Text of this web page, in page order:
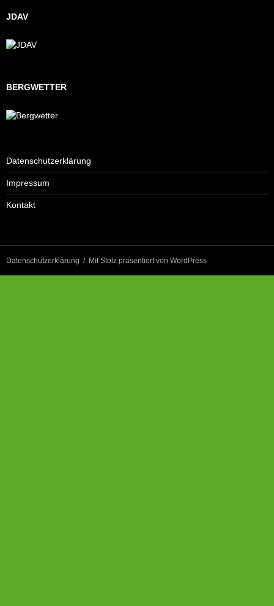
JDAV
BERGWETTER
Datenschutzerklärung
Impressum
Kontakt
Datenschutzerklärung Mit Stolz präsentiert von WordPress